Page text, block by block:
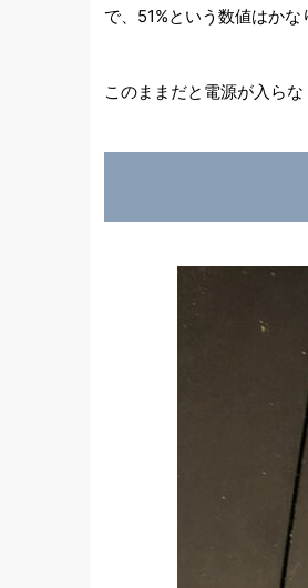
で、51%という数値はかな
このままだと電源が入ら